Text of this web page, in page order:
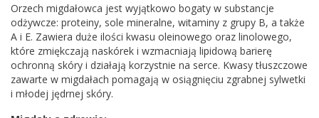
Orzech migdałowca jest wyjątkowo bogaty w substancje
odżywcze: proteiny, sole mineralne, witaminy z grupy B, a także
A i E. Zawiera duże ilości kwasu oleinowego oraz linolowego,
które zmiękczają naskórek i wzmacniają lipidową barierę
ochronną skóry i działają korzystnie na serce. Kwasy tłuszczowe
zawarte w migdałach pomagają w osiągnięciu zgrabnej sylwetki
i młodej jędrnej skóry.